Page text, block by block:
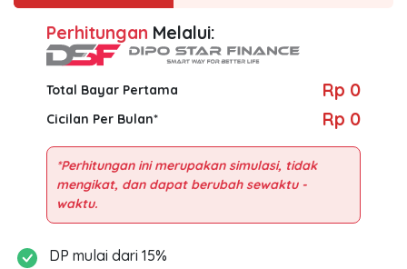
Perhitungan Melalui:
Total Bayar Pertama Rp 0
Cicilan Per Bulan* Rp 0
*Perhitungan ini merupakan simulasi, tidak
mengikat, dan dapat berubah sewaktu -
DP mulai dari 15%